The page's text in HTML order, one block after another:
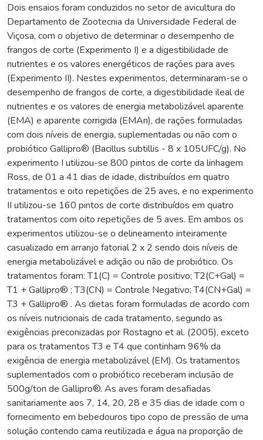
Dois ensaios foram conduzidos no setor de avicultura do
Departamento de Zootecnia da Universidade Federal de
Viçosa, com o objetivo de determinar o desempenho de
frangos de corte (Experimento I) e a digestibilidade de
nutrientes e os valores energéticos de rações para aves
(Experimento II). Nestes experimentos, determinaram-se o
desempenho de frangos de corte, a digestibilidade ileal de
nutrientes e os valores de energia metabolizável aparente
(EMA) e aparente corrigida (EMAn), de rações formuladas
com dois níveis de energia, suplementadas ou não com o
probiótico Gallipro® (Bacillus subtillis - 8 x 105UFC/g). No
experimento I utilizou-se 800 pintos de corte da linhagem
Ross, de 01 a 41 dias de idade, distribuídos em quatro
tratamentos e oito repetições de 25 aves, e no experimento
II utilizou-se 160 pintos de corte distribuídos em quatro
tratamentos com oito repetições de 5 aves. Em ambos os
experimentos utilizou-se o delineamento inteiramente
casualizado em arranjo fatorial 2 x 2 sendo dois níveis de
energia metabolizável e adição ou não de probiótico. Os
tratamentos foram: T1(C) = Controle positivo; T2(C+Gal) =
T1 + Gallipro® ; T3(CN) = Controle Negativo; T4(CN+Gal) =
T3 + Gallipro® . As dietas foram formuladas de acordo com
os níveis nutricionais de cada tratamento, segundo as
exigências preconizadas por Rostagno et al. (2005), exceto
para os tratamentos T3 e T4 que continham 96% da
exigência de energia metabolizável (EM). Os tratamentos
suplementados com o probiótico receberam inclusão de
500g/ton de Gallipro®. As aves foram desafiadas
sanitariamente aos 7, 14, 20, 28 e 35 dias de idade com o
fornecimento em bebedouros tipo copo de pressão de uma
solução contendo cama reutilizada e água na proporção de